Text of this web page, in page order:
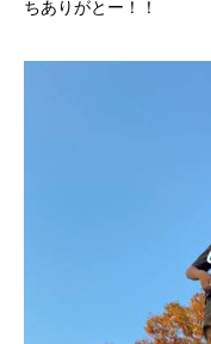
ちありがとー！！